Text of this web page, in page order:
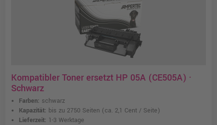
Kompatibler Toner ersetzt HP 05A (CE505A) ·
Schwarz
Farben: schwarz
Kapazität: bis zu 2750 Seiten (ca. 2,1 Cent / Seite)
Lieferzeit: 1-3 Werktage